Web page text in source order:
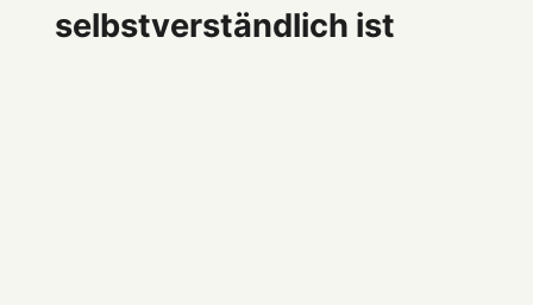
selbstverständlich ist